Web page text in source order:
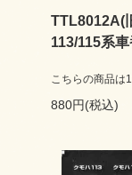
TTL8012A(
113/115系
こちらの商品は
880円(税込)